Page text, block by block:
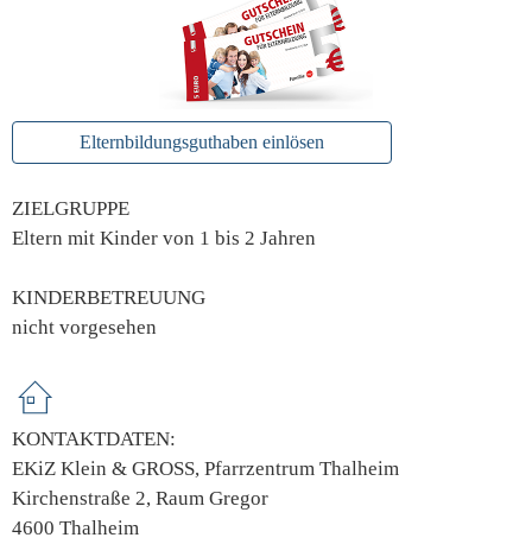
Elternbildungsguthaben einlösen
ZIELGRUPPE
Eltern mit Kinder von 1 bis 2 Jahren
KINDERBETREUUNG
nicht vorgesehen
KONTAKTDATEN:
EKiZ Klein & GROSS, Pfarrzentrum Thalheim
Kirchenstraße 2, Raum Gregor
4600 Thalheim